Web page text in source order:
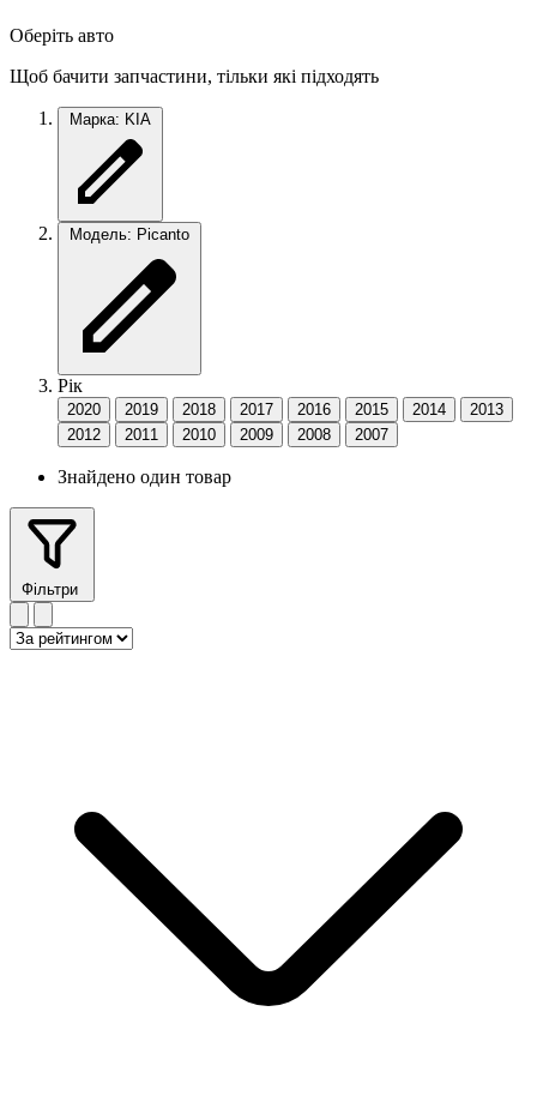
Оберіть авто
Щоб бачити запчастини, тільки які підходять
Марка: KIA
Модель: Picanto
Рік
2020 2019 2018 2017 2016 2015 2014
2013
2012
2011 2010 2009 2008 2007
Знайдено один товар
Фільтри